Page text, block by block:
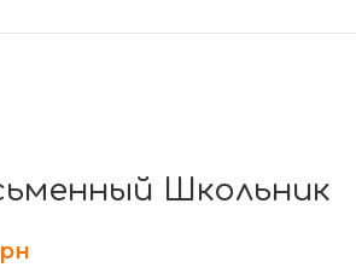
Школьник